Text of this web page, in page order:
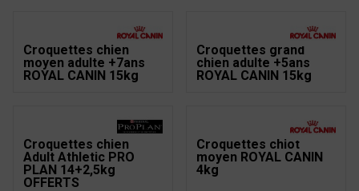
Croquettes chien
moyen adulte +7ans
ROYAL CANIN 15kg
Croquettes grand
chien adulte +5ans
ROYAL CANIN 15kg
Croquettes chien
Adult Athletic PRO
PLAN 14+2,5kg
OFFERTS
Croquettes chiot
moyen ROYAL CANIN
4kg